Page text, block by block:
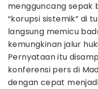
mengguncang sepak
“korupsi sistemik” di
langsung memicu
kemungkinan jalur
Pernyataan itu
konferensi pers di
dengan cepat